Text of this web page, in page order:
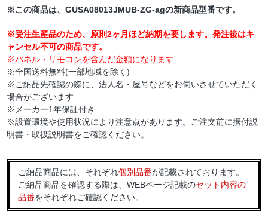
※この商品は、GUSA08013JMUB-ZG-agの新商品型番です。
※受注生産品のため、原則2ヶ月ほど納期を要します。発注後はキ
ャンセル不可の商品です。
※パネル・リモコンを含んだ金額になります
※全国送料無料(一部地域を除く)
※ご納品先確認の際に、法人名・屋号などをお伺いさせていただく
場合がございます
※メーカー1年保証付き
※設置環境や使用状況により注意点があります。ご注文前に据付説
明書・取扱説明書をご確認ください。
ご納品商品には、それぞれ個別品番が記載されております。
ご納品商品を確認する際は、WEBページ記載のセット内容の
品番をそれぞれご確認ください。